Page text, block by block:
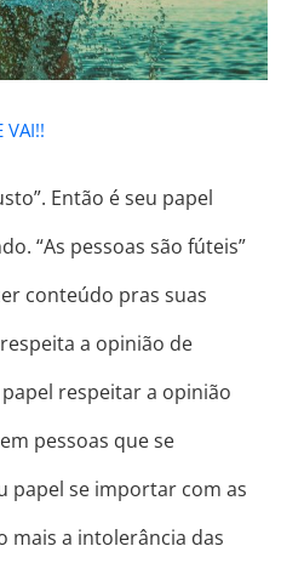
VAI!!
Então é seu papel
“As pessoas são fúteis”
conteúdo pras suas
a opinião de
respeitar a opinião
pessoas que se
papel se importar com as
mais a intolerância das